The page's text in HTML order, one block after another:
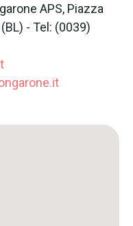
APS, Piazza
- Tel: (0039)